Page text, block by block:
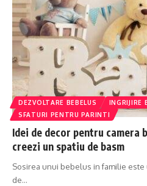
DEZVOLTARE BEBELUS
INGRIJIRE
SFATURI PENTRU PARINTI
Idei de decor pentru camera
creezi un spatiu de basm
Sosirea unui bebelus in familie
de…